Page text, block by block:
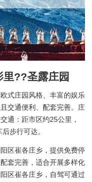
??圣露庄园
式庄园风格、丰富的娱乐
交通便利、配套完善。庄
通：距市区约25公里，
步行可达。
区崔各庄乡，提供免费停
套完善，适合开展多样化
区崔各庄乡，自驾可通过